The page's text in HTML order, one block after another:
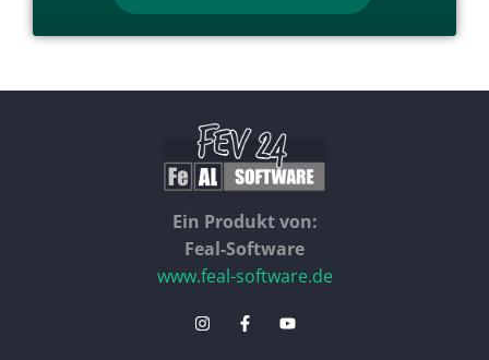
Ein Produkt von:
Feal-Software
www.feal-software.de